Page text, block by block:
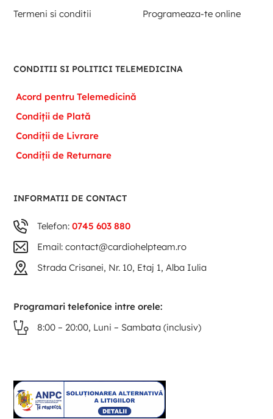
Termeni si conditii
Programeaza-te online
CONDITII SI POLITICI TELEMEDICINA
Acord pentru Telemedicină
Condiții de Plată
Condiții de Livrare
Condiții de Returnare
INFORMATII DE CONTACT
Telefon:0745 603 880
Email: contact@cardiohelpteam.ro
Strada Crisanei, Nr. 10, Etaj 1, Alba Iulia
Programari telefonice intre orele:
8:00 – 20:00, Luni – Sambata (inclusiv)